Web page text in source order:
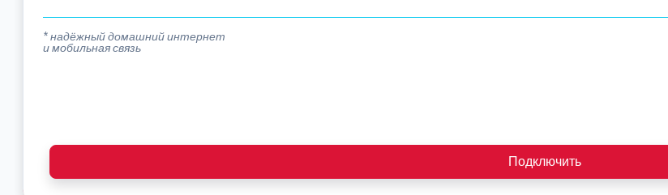
* надёжный домашний интернет
и мобильная связь
Подключить